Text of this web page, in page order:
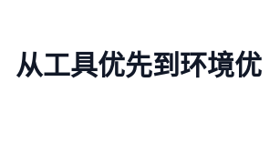
从工具优先到环境优